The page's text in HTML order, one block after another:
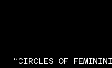
“CIRCLES OF